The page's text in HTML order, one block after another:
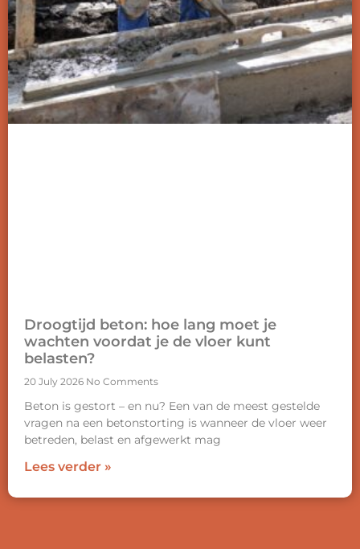
Droogtijd beton: hoe lang moet je
wachten voordat je de vloer kunt
belasten?
20 July 2026 No Comments
Beton is gestort – en nu? Een van de meest gestelde
vragen na een betonstorting is wanneer de vloer weer
betreden, belast en afgewerkt mag
Lees verder »